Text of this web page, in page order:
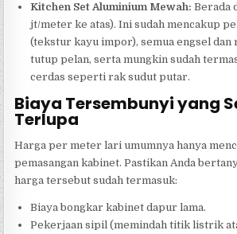
Kitchen Set Aluminium Mewah: Berada
jt/meter ke atas). Ini sudah mencakup
(tekstur kayu impor), semua engsel dan
tutup pelan, serta mungkin sudah
cerdas seperti rak sudut putar.
Biaya Tersembunyi yang
Terlupa
Harga per meter lari umumnya hanya
pemasangan kabinet. Pastikan Anda
harga tersebut sudah termasuk:
Biaya bongkar kabinet dapur lama.
Pekerjaan sipil (memindah titik listrik